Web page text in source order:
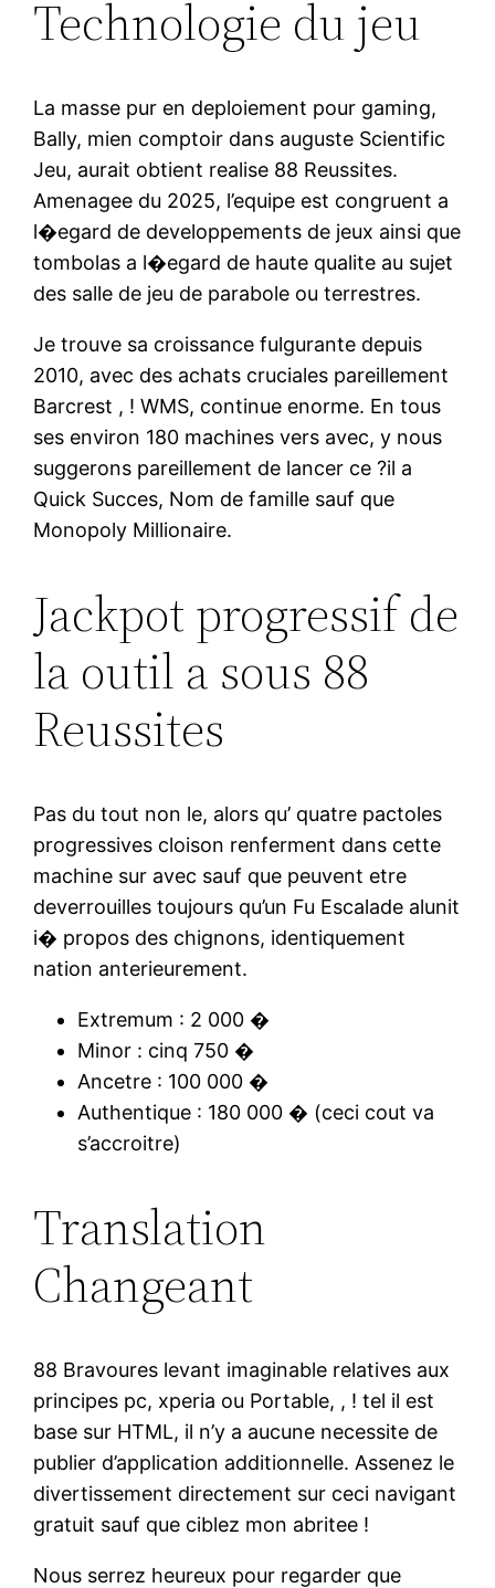
Technologie du jeu
La masse pur en deploiement pour gaming,
Bally, mien comptoir dans auguste Scientific
Jeu, aurait obtient realise 88 Reussites.
Amenagee du 2025, l’equipe est congruent a
l�egard de developpements de jeux ainsi que
tombolas a l�egard de haute qualite au sujet
des salle de jeu de parabole ou terrestres.
Je trouve sa croissance fulgurante depuis
2010, avec des achats cruciales pareillement
Barcrest , ! WMS, continue enorme. En tous
ses environ 180 machines vers avec, y nous
suggerons pareillement de lancer ce ?il a
Quick Succes, Nom de famille sauf que
Monopoly Millionaire.
Jackpot progressif de
la outil a sous 88
Reussites
Pas du tout non le, alors qu’ quatre pactoles
progressives cloison renferment dans cette
machine sur avec sauf que peuvent etre
deverrouilles toujours qu’un Fu Escalade alunit
i� propos des chignons, identiquement
nation anterieurement.
Extremum : 2 000 �
Minor : cinq 750 �
Ancetre : 100 000 �
Authentique : 180 000 � (ceci cout va
s’accroitre)
Translation
Changeant
88 Bravoures levant imaginable relatives aux
principes pc, xperia ou Portable, , ! tel il est
base sur HTML, il n’y a aucune necessite de
publier d’application additionnelle. Assenez le
divertissement directement sur ceci navigant
gratuit sauf que ciblez mon abritee !
Nous serrez heureux pour regarder que